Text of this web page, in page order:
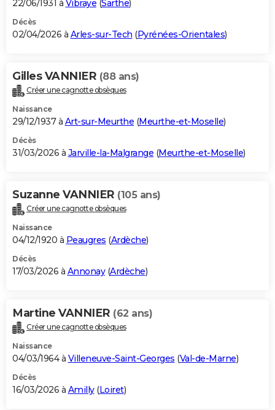
22/06/1931 à Vibraye (Sarthe)
Décès
02/04/2026 à Arles-sur-Tech (Pyrénées-Orientales)
Gilles VANNIER (88 ans)
Créer une cagnotte obsèques
Naissance
29/12/1937 à Art-sur-Meurthe (Meurthe-et-Moselle)
Décès
31/03/2026 à Jarville-la-Malgrange (Meurthe-et-Moselle)
Suzanne VANNIER (105 ans)
Créer une cagnotte obsèques
Naissance
04/12/1920 à Peaugres (Ardèche)
Décès
17/03/2026 à Annonay(Ardèche)
Martine VANNIER (62 ans)
Créer une cagnotte obsèques
Naissance
04/03/1964 à Villeneuve-Saint-Georges (Val-de-Marne)
Décès
16/03/2026 à Amilly(Loiret)